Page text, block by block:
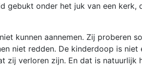
gebukt onder het juk van een
kunnen aannemen. Zij proberen
niet redden. De kinderdoop is niet
zij verloren zijn. En dat is natuurlijk